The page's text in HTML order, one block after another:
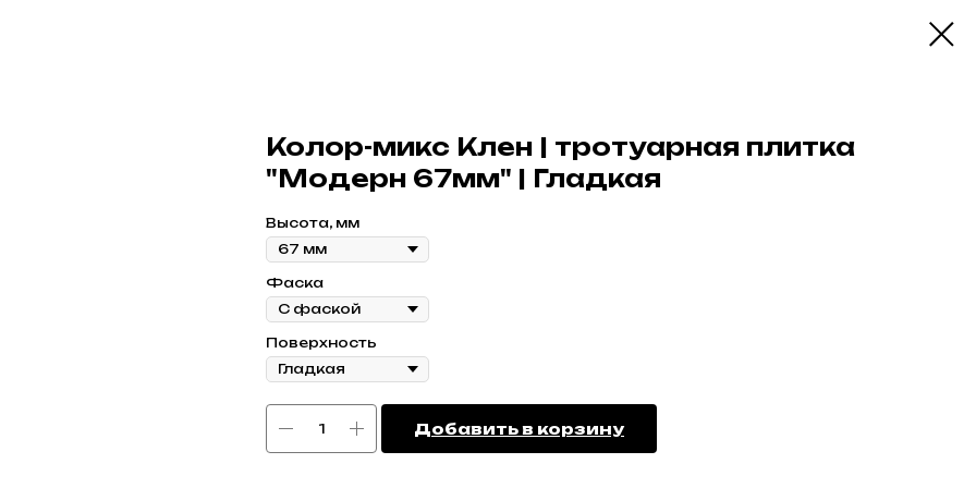
Колор-микс Клен | тротуарная плитка
"Модерн 67мм" | Гладкая
Высота, мм
Фаска
Поверхность
Добавить в корзину